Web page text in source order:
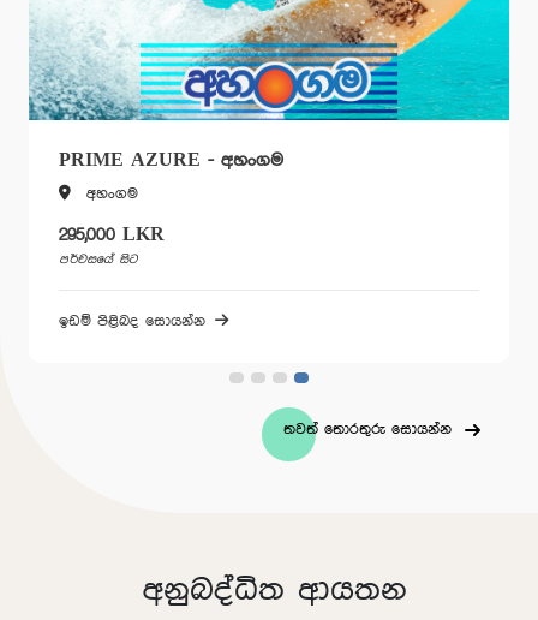
PRIME AZURE - අහංගම
අහංගම
295,000 LKR
පර්චසයේ සිට
ඉඩම් පිළිබද සොයන්න
තවත් තොරතුරු සොයන්න
අනුබද්ධිත ආයතන